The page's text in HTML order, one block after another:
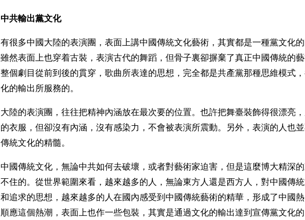
中共輸出黨文化
有很多中國大陸的表演團，表面上講中國傳統文化藝術，其實都是一種黨文化
雖然表面上也穿着古裝，表演古代的舞蹈，但骨子裏卻摒棄了真正中國傳統的藝
整個劇目從前到後的貫穿，歌曲所表達的思想，完全都是共產黨那種思維模式
化的輸出所服務的。
大陸的表演團，往往把精神內涵放在最次要的位置。也許把舞臺裝飾得很漂亮
的衣服，但卻沒有內涵，沒有感染力，不會被表演所震動。另外，表演的人也
傳統文化的精髓。
中國傳統文化，無論中共如何去破壞，或者對藝術家迫害，但是這麼博大精深
不住的。從世界範圍來看，越來越多的人，無論東方人還是西方人，對中國傳
和追求的思想，越來越多的人在國內感受到中國傳統藝術的精華，形成了中國
順應這個熱潮，表面上也作一些包裝，其實是通過文化的輸出達到宣傳黨文化